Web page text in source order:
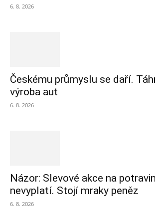
6. 8. 2026
Českému průmyslu se daří.
výroba aut
6. 8. 2026
Názor: Slevové akce na
nevyplatí. Stojí mraky peněz
6. 8. 2026